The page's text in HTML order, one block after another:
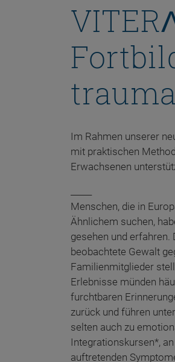
Im Rahmen unserer
mit praktischen
Erwachsenen
Menschen, die in
Ähnlichem suchen,
gesehen und
beobachtete Gewalt
Familienmitglieder
Erlebnisse münden
furchtbaren
zurück und führen
selten auch zu
Integrationskursen*,
auftretenden